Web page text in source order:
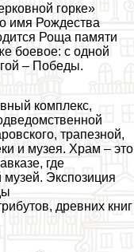
горке»
имя Рождества
Роща памяти
боевое: с одной
– Победы.
комплекс,
трапезной,
и музея. Храм – это
где
музей. Экспозиция
древних книг